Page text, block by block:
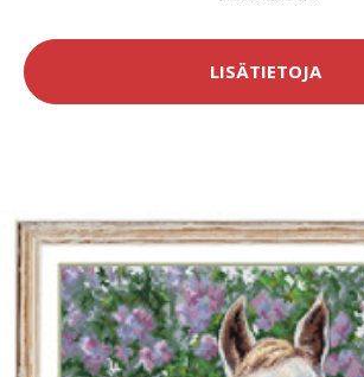
LISÄTIETOJA